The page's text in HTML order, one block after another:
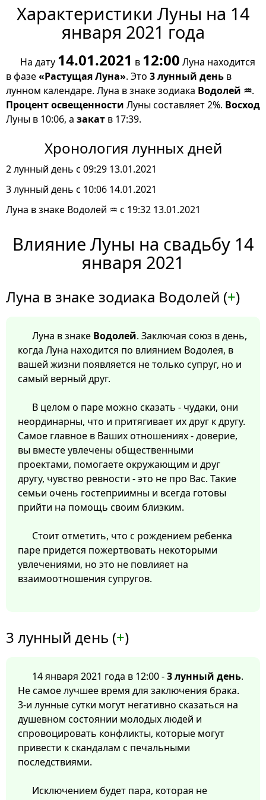
Характеристики Луны на 14
января 2021 года
На дату 14.01.2021 в 12:00 Луна находится
в фазе«Растущая Луна». Это 3 лунный день в
лунном календаре. Луна в знаке зодиака Водолей ♒.
Процент освещенности Луны составляет 2%. Восход
Луны в 10:06, а закат в 17:39.
Хронология лунных дней
2 лунный день с 09:29 13.01.2021
3 лунный день с 10:06 14.01.2021
Луна в знаке Водолей ♒ с 19:32 13.01.2021
Влияние Луны на свадьбу 14
января 2021
Луна в знаке зодиака Водолей (+)
Луна в знаке Водолей. Заключая союз в день,
когда Луна находится по влиянием Водолея, в
вашей жизни появляется не только супруг, но и
самый верный друг.
В целом о паре можно сказать - чудаки, они
неординарны, что и притягивает их друг к другу.
Самое главное в Ваших отношениях - доверие,
вы вместе увлечены общественными
проектами, помогаете окружающим и друг
другу, чувство ревности - это не про Вас. Такие
семьи очень гостеприимны и всегда готовы
прийти на помощь своим близким.
Стоит отметить, что с рождением ребенка
паре придется пожертвовать некоторыми
увлечениями, но это не повлияет на
взаимоотношения супругов.
3 лунный день (+)
14 января 2021 года в 12:00 -3 лунный день.
Не самое лучшее время для заключения брака.
3-и лунные сутки могут негативно сказаться на
душевном состоянии молодых людей и
спровоцировать конфликты, которые могут
привести к скандалам с печальными
последствиями.
Исключением будет пара, которая не